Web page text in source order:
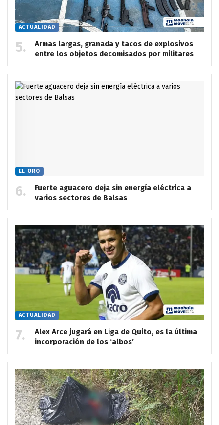
ACTUALIDAD
Armas largas, granada y tacos de explosivos
entre los objetos decomisados por militares
EL ORO
Fuerte aguacero deja sin energía eléctrica a
varios sectores de Balsas
ACTUALIDAD
Alex Arce jugará en Liga de Quito, es la última
incorporación de los ‘albos’